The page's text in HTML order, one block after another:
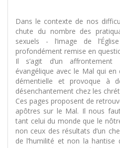
Dans le contexte de nos
chute du nombre des
sexuels - l’image de
profondément remise en
Il s’agit d’un
évangélique avec le Mal qui
démentielle et provoque à
désenchantement chez les
Ces pages proposent de
apôtres sur le Mal. Il nous
tant celui du monde que le
non ceux des résultats d’un
de l’humilité et non la